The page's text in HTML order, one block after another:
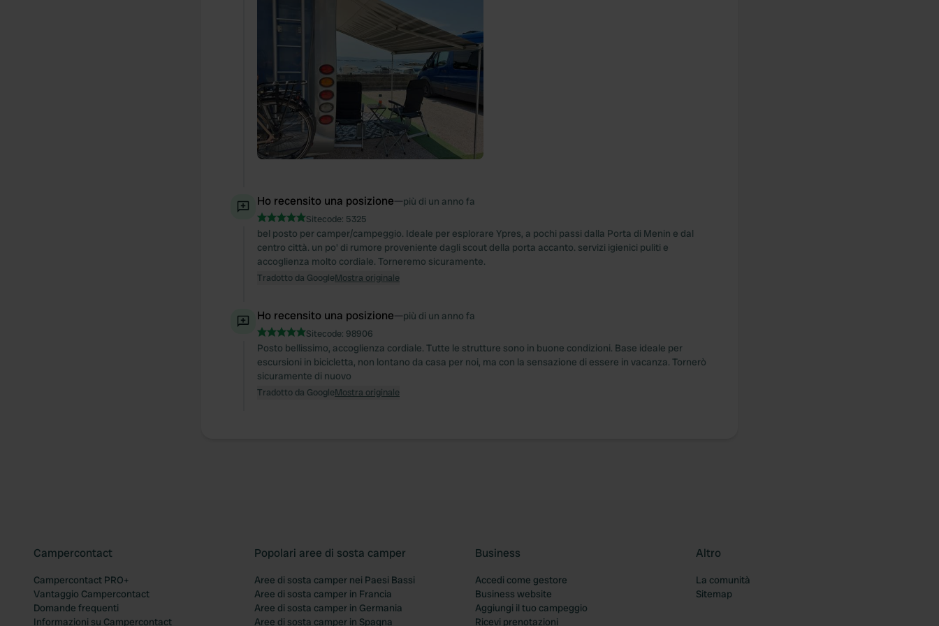
Ho recensito una posizione—più di un anno fa
Sitecode: 5325
bel posto per camper/campeggio. Ideale per esplorare Ypres, a pochi passi dalla Porta di Menin e dal
centro città. un po' di rumore proveniente dagli scout della porta accanto. servizi igienici puliti e
accoglienza molto cordiale. Torneremo sicuramente.
Tradotto da GoogleMostra originale
Ho recensito una posizione—più di un anno fa
Sitecode: 98906
Posto bellissimo, accoglienza cordiale. Tutte le strutture sono in buone condizioni. Base ideale per
escursioni in bicicletta, non lontano da casa per noi, ma con la sensazione di essere in vacanza. Tornerò
sicuramente di nuovo
Tradotto da GoogleMostra originale
Campercontact
Campercontact PRO+
Vantaggio Campercontact
Domande frequenti
Informazioni su Campercontact
Popolari aree di sosta camper
Aree di sosta camper nei Paesi Bassi
Aree di sosta camper in Francia
Aree di sosta camper in Germania
Aree di sosta camper in Spagna
Business
Accedi come gestore
Business website
Aggiungi il tuo campeggio
Ricevi prenotazioni
Altro
La comunità
Sitemap